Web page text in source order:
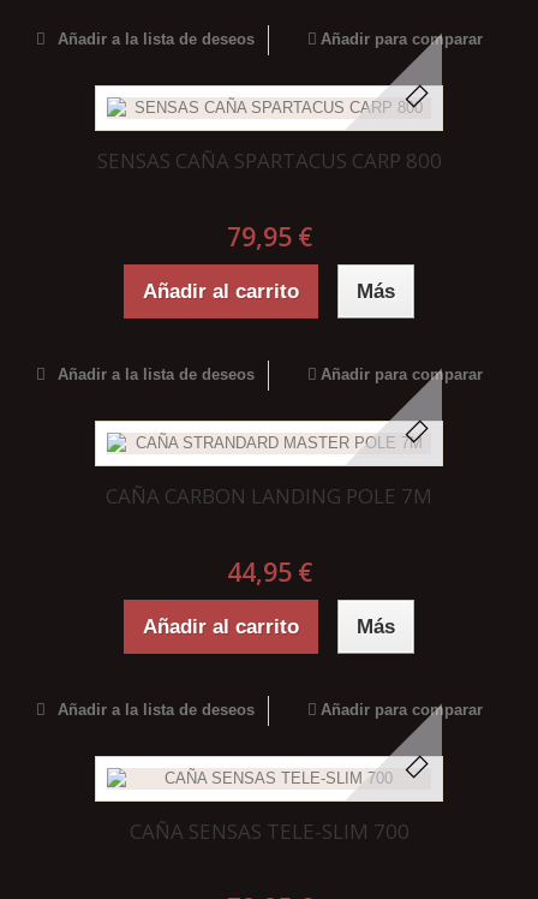
Añadir a la lista de deseos Añadir para comparar
SENSAS CAÑA SPARTACUS CARP 800
79,95 €
Añadir al carrito Más
Añadir a la lista de deseos Añadir para comparar
CAÑA CARBON LANDING POLE 7M
44,95 €
Añadir al carrito Más
Añadir a la lista de deseos Añadir para comparar
CAÑA SENSAS TELE-SLIM 700